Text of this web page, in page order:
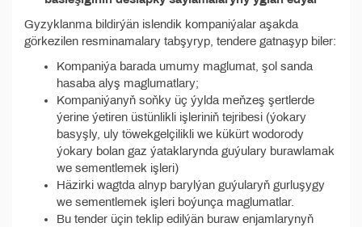
Gyzyklanma bildirýän islendik kompaniýalar aşakda
görkezilen resminamalary tabşyryp, tendere gatnaşyp biler:
Kompaniýa barada umumy maglumat, şol sanda
hasaba alyş maglumatlary;
Kompaniýanyň soňky üç ýylda meňzeş şertlerde
ýerine ýetiren üstünlikli işleriniň tejribesi (ýokary
basyşly, uly töwekgelçilikli we kükürt wodorody
ýokary bolan gaz ýataklarynda guýulary burawlamak
we sementlemek işleri)
Häzirki wagtda alnyp barylýan guýularyň gurluşygy
we sementlemek işleri boýunça maglumatlar.
Bu tender üçin teklip edilýän buraw enjamlarynyň